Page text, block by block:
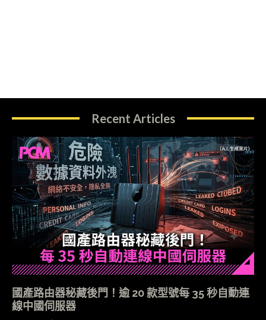
Recent Articles
國產路由器秘藏後門！逾 20 款型號每 35 秒自動連
線中國伺服器